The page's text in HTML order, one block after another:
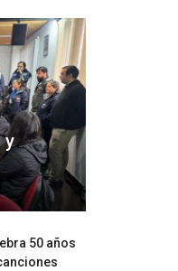
y
50 años